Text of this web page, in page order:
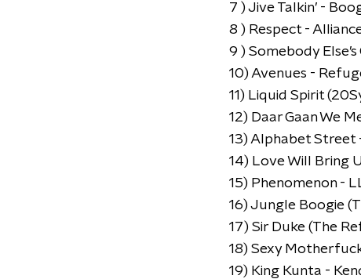
7 ) Jive Talkin’ -
8 ) Respect -
9 ) Somebody
10) Avenues -
11) Liquid Spirit
12) Daar Gaan We
13) Alphabet Street
14) Love Will Bring
15) Phenomenon -
16) Jungle Boogie
17) Sir Duke (The
18) Sexy
19) King Kunta -